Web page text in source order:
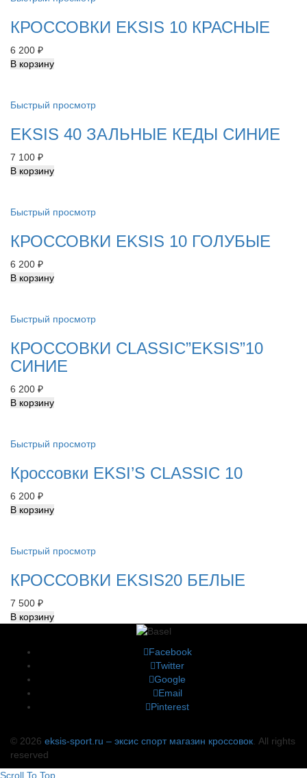
КРОССОВКИ EKSIS 10 КРАСНЫЕ
6 200 ₽
В корзину
Быстрый просмотр
EKSIS 40 ЗАЛЬНЫЕ КЕДЫ СИНИЕ
7 100 ₽
В корзину
Быстрый просмотр
КРОССОВКИ EKSIS 10 ГОЛУБЫЕ
6 200 ₽
В корзину
Быстрый просмотр
КРОССОВКИ СLASSIC”EKSIS”10
СИНИЕ
6 200 ₽
В корзину
Быстрый просмотр
Кроссовки EKSI’S CLASSIC 10
6 200 ₽
В корзину
Быстрый просмотр
КРОССОВКИ EKSIS20 БЕЛЫЕ
7 500 ₽
В корзину
Facebook
Twitter
Google
Email
Pinterest
© 2026 eksis-sport.ru – эксис спорт магазин кроссовок. All rights
reserved
Scroll To Top